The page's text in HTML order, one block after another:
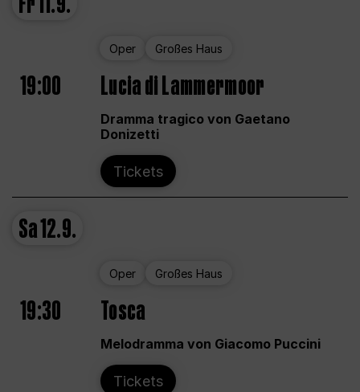
Oper Großes Haus
19:00 Lucia di Lammermoor
Dramma tragico von Gaetano
Donizetti
Tickets
Sa12.9.
Oper Großes Haus
19:30 Tosca
Melodramma von Giacomo Puccini
Tickets